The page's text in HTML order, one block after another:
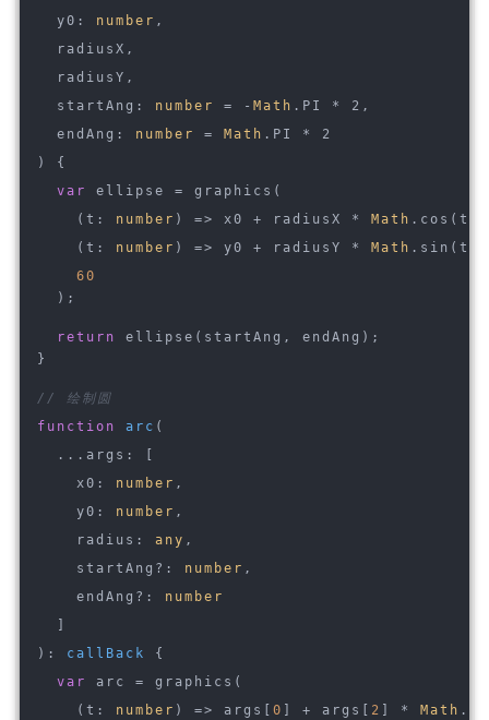
y0: number ,
radiusX,
radiusY,
startAng: number = - Math .PI * 2,
endAng: number = Math .PI * 2
) {
var
ellipse = graphics(
( t: number ) => x0 + radiusX * Math .cos(t),
( t: number ) => y0 + radiusY * Math .sin(t),
60
);
return
ellipse(startAng, endAng);
}
// 绘制圆
function
arc (
...args: [
x0: number ,
y0: number ,
radius: any ,
startAng?: number ,
endAng?: number
): callBack
{
var
arc = graphics(
( t: number ) => args[ 0 ] + args[ 2 ] * Math